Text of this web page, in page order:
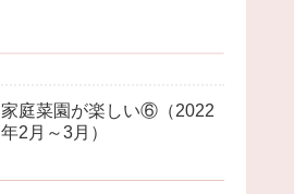
家庭菜園が楽しい⑥（2022
年2月～3月）